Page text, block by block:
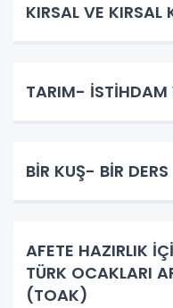
KIRSAL VE KIRSAL
TARIM- İSTİHDAM
BİR KUŞ- BİR DERS
AFETE HAZIRLIK
TÜRK OCAKLARI
(TOAK)